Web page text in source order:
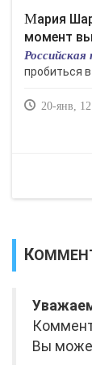
Мария Шарапова: в матче с Барти я в какой-то
момент
пробиться
20-янв,
Вы